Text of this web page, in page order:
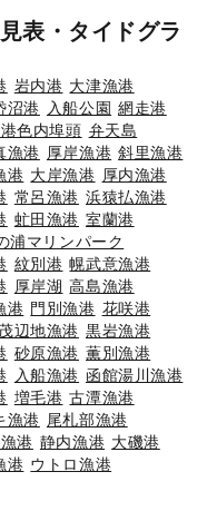
表・タイドグラ
岩内港 大津漁港
沼港 入船公園 網走港
色内埠頭 弁天島
漁港 厚岸漁港 斜里漁港
港 大岸漁港 厚内漁港
常呂漁港 浜猿払漁港
虻田漁港 室蘭港
浦マリンパーク
紋別港 幌武意漁港
厚岸湖 高島漁港
港 門別漁港 花咲港
茂辺地漁港 黒岩漁港
砂原漁港 薫別漁港
入船漁港 函館湯川漁港
増毛港 古潭漁港
漁港 尾札部漁港
港 静内漁港 大磯港
港 ウトロ漁港